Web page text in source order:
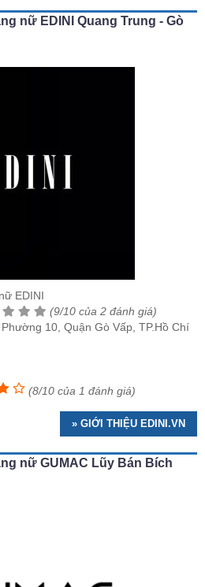
nữ EDINI Quang Trung - Gò
EDINI
(9/10 của 2 đánh giá)
10, Quận Gò Vấp, TP.Hồ Chí
(8/10 của 1 đánh giá)
» GIỚI THIỆU EDINI.VN
nữ GUMAC Lũy Bán Bích